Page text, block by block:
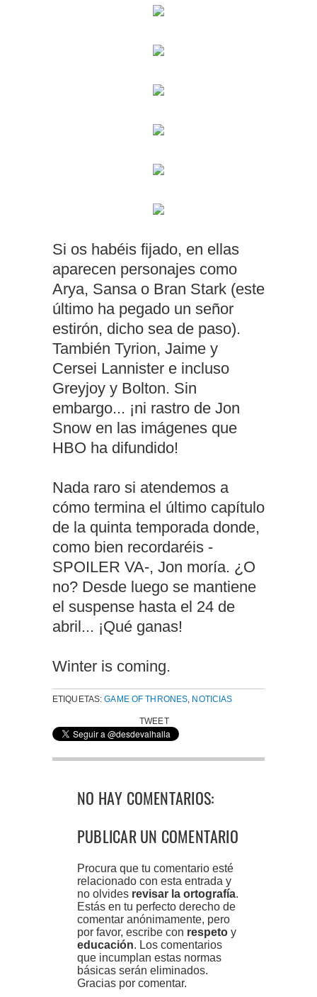
Si os habéis fijado, en ellas
aparecen personajes como
Arya, Sansa o Bran Stark (este
último ha pegado un señor
estirón, dicho sea de paso).
También Tyrion, Jaime y
Cersei Lannister e incluso
Greyjoy y Bolton. Sin
embargo... ¡ni rastro de Jon
Snow en las imágenes que
HBO ha difundido!
Nada raro si atendemos a
cómo termina el último capítulo
de la quinta temporada donde,
como bien recordaréis -
SPOILER VA-, Jon moría. ¿O
no? Desde luego se mantiene
el suspense hasta el 24 de
abril... ¡Qué ganas!
Winter is coming.
ETIQUETAS:GAME OF THRONES NOTICIAS
TWEET
NO HAY COMENTARIOS:
PUBLICAR UN COMENTARIO
Procura que tu comentario esté
relacionado con esta entrada y
no olvides revisar la ortografía.
Estás en tu perfecto derecho de
comentar anónimamente, pero
por favor, escribe con respeto y
educación. Los comentarios
que incumplan estas normas
básicas serán eliminados.
Gracias por comentar.